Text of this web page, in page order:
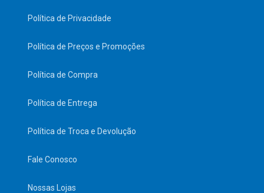
Política de Privacidade
Política de Preços e Promoções
Política de Compra
Política de Entrega
Política de Troca e Devolução
Fale Conosco
Nossas Lojas